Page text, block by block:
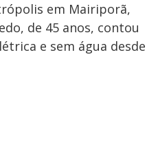
em Mairiporã,
de 45 anos, contou
e sem água desde